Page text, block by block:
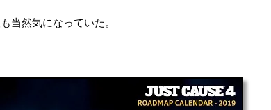
当然気になっていた。